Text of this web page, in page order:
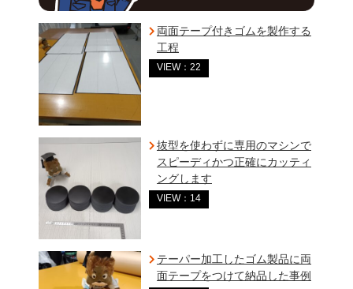
両面テープ付きゴムを製作する
工程
VIEW：22
抜型を使わずに専用のマシンで
スピーディかつ正確にカッティ
ングします
VIEW：14
テーパー加工したゴム製品に両
面テープをつけて納品した事例